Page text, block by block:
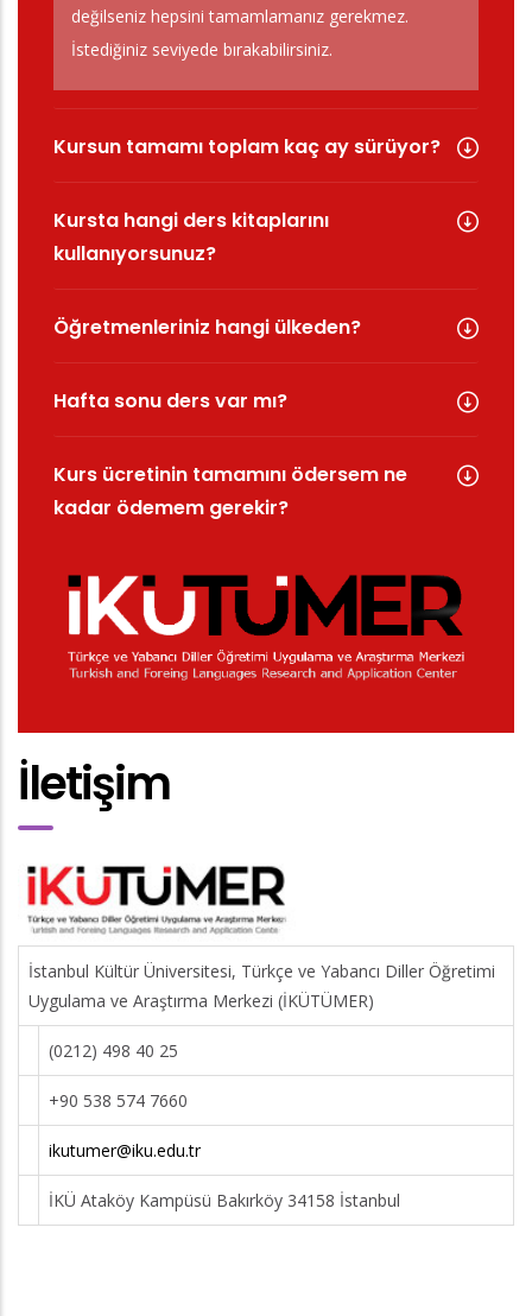
değilseniz hepsini tamamlamanız gerekmez.
İstediğiniz seviyede bırakabilirsiniz.
Kursun tamamı toplam kaç ay sürüyor?
Kursta hangi ders kitaplarını
kullanıyorsunuz?
Öğretmenleriniz hangi ülkeden?
Hafta sonu ders var mı?
Kurs ücretinin tamamını ödersem ne
kadar ödemem gerekir?
İletişim
İstanbul Kültür Üniversitesi, Türkçe ve Yabancı Diller Öğretimi
Uygulama ve Araştırma Merkezi (İKÜTÜMER)
(0212) 498 40 25
+90 538 574 7660
ikutumer@iku.edu.tr
İKÜ Ataköy Kampüsü Bakırköy 34158 İstanbul